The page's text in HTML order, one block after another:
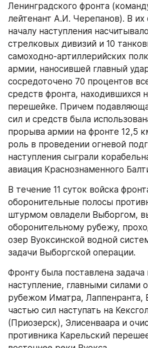
Ленинградского фронта
лейтенант А.И. Черепанов). В их
началу наступления
стрелковых дивизий и 10
самоходно-артиллерийских
армии, наносившей главный
сосредоточено 70 процентов
средств фронта, находившихся
перешейке. Причем
сил и средств была
прорыва армии на фронте 12,5
роль в проведении огневой
наступления сыграли
авиация Краснознаменного
В течение 11 суток войска
оборонительные полосы
штурмом овладели Выборгом,
оборонительному рубежу,
озер Вуоксинской водной
задачи Выборгской операции.
Фронту была поставлена
наступление, главными силами
рубежом Иматра, Лаппенранта,
частью сил наступать на
(Приозерск), Элисенваара и
противника Карельский